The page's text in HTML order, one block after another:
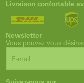
Livraison confortable
Newsletter
Vous pouvez vous